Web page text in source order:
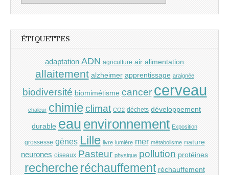
ÉTIQUETTES
adaptation ADN agriculture air alimentation
allaitement alzheimer apprentissage araignée
biodiversité biomimétisme cancer cerveau
chaleur chimieclimat CO2 déchets développement
durable eau environnement Exposition
grossesse gènes Lille livre lumière mer métabolisme nature
neurones oiseaux Pasteur physique pollution protéines
recherche réchauffement réchauffement